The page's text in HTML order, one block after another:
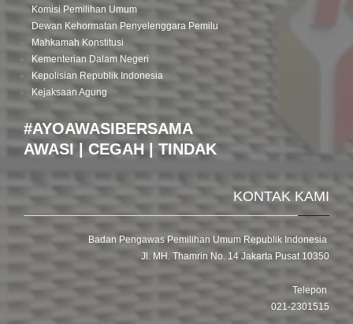
Komisi Pemilihan Umum
Dewan Kehormatan Penyelenggara Pemilu
Mahkamah Konstitusi
Kementerian Dalam Negeri
Kepolisian Republik Indonesia
Kejaksaan Agung
#AYOAWASIBERSAMA
AWASI | CEGAH | TINDAK
KONTAK KAMI
Badan Pengawas Pemilihan Umum Republik Indonesia
Jl. MH. Thamrin No. 14 Jakarta Pusat 10350
Telepon
021-2301515